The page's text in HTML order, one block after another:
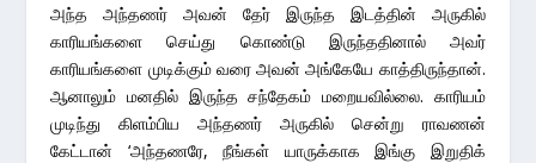
அந்த அந்தணர் அவன் தேர் இருந்த இடத்தின் அருகில்
காரியங்களை செய்து கொண்டு இருந்ததினால் அவர்
காரியங்களை முடிக்கும் வரை அவன் அங்கேயே காத்திருந்தான்.
ஆனாலும் மனதில் இருந்த சந்தேகம் மறையவில்லை. காரியம்
முடிந்து கிளம்பிய அந்தணர் அருகில் சென்று ராவணன்
கேட்டான் ‘அந்தணரே, நீங்கள் யாருக்காக இங்கு இறுதிக்